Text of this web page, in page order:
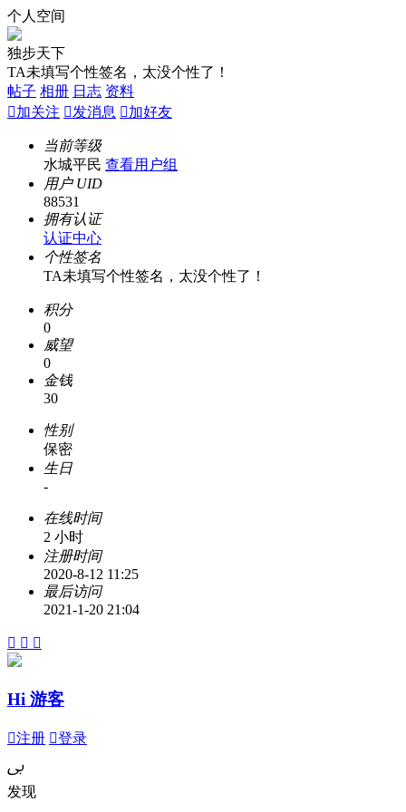
个人空间
独步天下
TA未填写个性签名，太没个性了！
帖子 相册 日志 资料
加关注 发消息 加好友
当前等级
水城平民 查看用户组
用户 UID
88531
拥有认证
认证中心
个性签名
TA未填写个性签名，太没个性了！
积分
0
威望
0
金钱
30
性别
保密
生日
-
在线时间
2 小时
注册时间
2020-8-12 11:25
最后访问
2021-1-20 21:04
  
Hi 游客
注册 登录
ﰉ
发现